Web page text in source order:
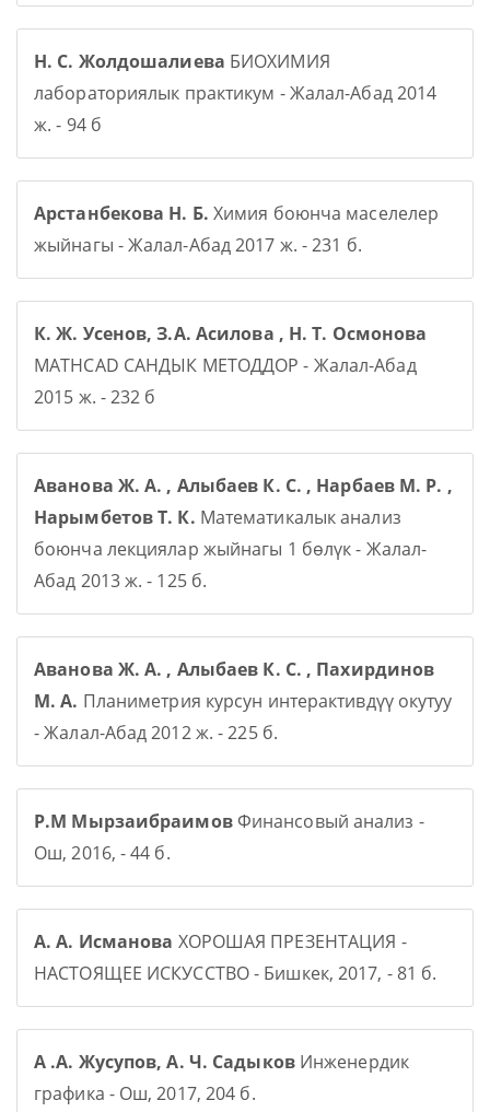
Н. С. Жолдошалиева БИОХИМИЯ
лабораториялык практикум - Жалал-Абад 2014
ж. - 94 б
Арстанбекова Н. Б. Химия боюнча маселелер
жыйнагы - Жалал-Абад 2017 ж. - 231 б.
К. Ж. Усенов, З.А. Асилова , Н. Т. Осмонова
MATHCAD САНДЫК МЕТОДДОР - Жалал-Абад
2015 ж. - 232 б
Аванова Ж. А. , Алыбаев К. С. , Нарбаев М. Р. ,
Нарымбетов Т. К. Математикалык анализ
боюнча лекциялар жыйнагы 1 бөлүк - Жалал-
Абад 2013 ж. - 125 б.
Аванова Ж. А. , Алыбаев К. С. , Пахирдинов
М. А. Планиметрия курсун интерактивдүү окутуу
- Жалал-Абад 2012 ж. - 225 б.
Р.М МырзаибраимовФинансовый анализ -
Ош, 2016, - 44 б.
А. А. Исманова ХОРОШАЯ ПРЕЗЕНТАЦИЯ -
НАСТОЯЩЕЕ ИСКУССТВО - Бишкек, 2017, - 81 б.
А .А. Жусупов, А. Ч. Садыков Инженердик
графика - Ош, 2017, 204 б.